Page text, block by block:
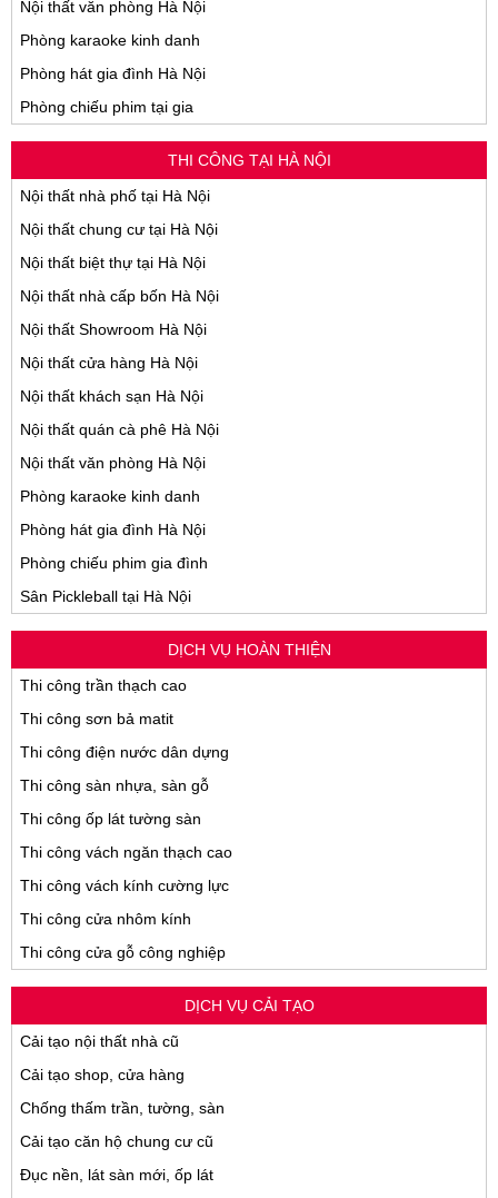
Nội thất văn phòng Hà Nội
Phòng karaoke kinh danh
Phòng hát gia đình Hà Nội
Phòng chiếu phim tại gia
THI CÔNG TẠI HÀ NỘI
Nội thất nhà phố tại Hà Nội
Nội thất chung cư tại Hà Nội
Nội thất biệt thự tại Hà Nội
Nội thất nhà cấp bốn Hà Nội
Nội thất Showroom Hà Nội
Nội thất cửa hàng Hà Nội
Nội thất khách sạn Hà Nội
Nội thất quán cà phê Hà Nội
Nội thất văn phòng Hà Nội
Phòng karaoke kinh danh
Phòng hát gia đình Hà Nội
Phòng chiếu phim gia đình
Sân Pickleball tại Hà Nội
DỊCH VỤ HOÀN THIỆN
Thi công trần thạch cao
Thi công sơn bả matit
Thi công điện nước dân dựng
Thi công sàn nhựa, sàn gỗ
Thi công ốp lát tường sàn
Thi công vách ngăn thạch cao
Thi công vách kính cường lực
Thi công cửa nhôm kính
Thi công cửa gỗ công nghiệp
DỊCH VỤ CẢI TẠO
Cải tạo nội thất nhà cũ
Cải tạo shop, cửa hàng
Chống thấm trần, tường, sàn
Cải tạo căn hộ chung cư cũ
Đục nền, lát sàn mới, ốp lát